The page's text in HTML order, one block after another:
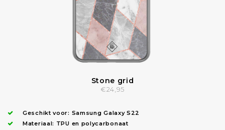
Stone grid
€24,95
Geschikt voor: Samsung Galaxy S22
Materiaal: TPU en polycarbonaat